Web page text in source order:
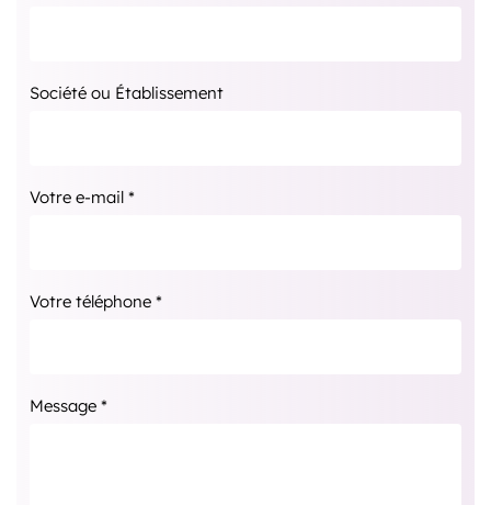
Société ou Établissement
Votre e-mail *
Votre téléphone *
Message *